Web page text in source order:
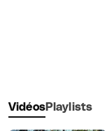
VidéosPlaylists